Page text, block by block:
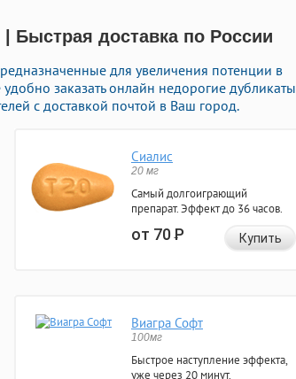
| Быстрая доставка по России
для увеличения потенции в
заказать онлайн недорогие дубликаты
с доставкой почтой в Ваш город.
Сиалис
20 мг
Самый долгоиграющий
препарат. Эффект до 36 часов.
от 70Р Купить
Виагра Софт
100мг
Быстрое наступление эффекта,
уже через 20 минут.